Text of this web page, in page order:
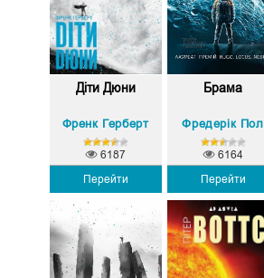
Діти Дюни
Френк Герберт
Перейти
6187
Брама
Фредерік Пол
Перейти
6164